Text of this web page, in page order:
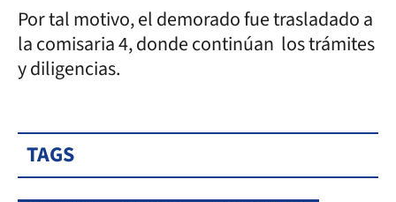
Por tal motivo, el demorado fue trasladado a
la comisaria 4, donde continúan los trámites
y diligencias.
TAGS